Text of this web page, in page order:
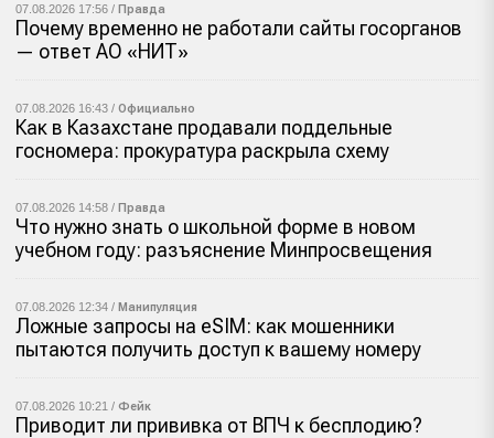
07.08.2026 17:56 / Правда
Почему временно не работали сайты госорганов
— ответ АО «НИТ»
07.08.2026 16:43 / Официально
Как в Казахстане продавали поддельные
госномера: прокуратура раскрыла схему
07.08.2026 14:58 / Правда
Что нужно знать о школьной форме в новом
учебном году: разъяснение Минпросвещения
07.08.2026 12:34 / Манипуляция
Ложные запросы на eSIM: как мошенники
пытаются получить доступ к вашему номеру
07.08.2026 10:21 / Фейк
Приводит ли прививка от ВПЧ к бесплодию?